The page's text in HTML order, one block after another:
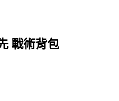
戰術背包